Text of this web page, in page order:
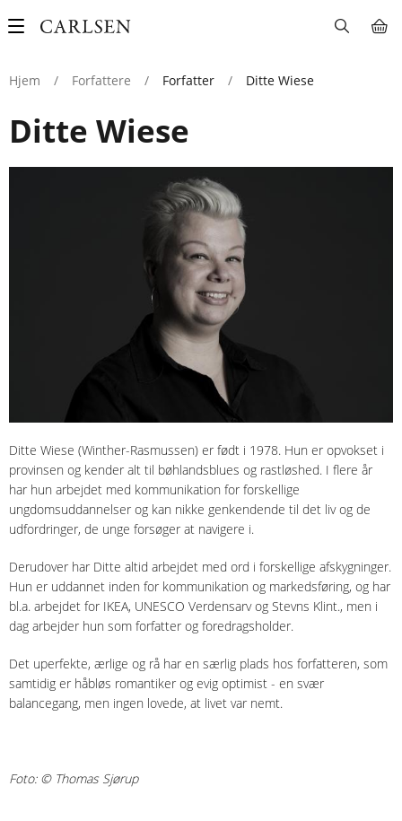
Main
Hjem
/ Forfattere / Forfatter / Ditte Wiese
Ditte Wiese
Ditte Wiese (Winther-Rasmussen) er født i 1978. Hun er opvokset i
provinsen og kender alt til bøhlandsblues og rastløshed. I flere år
har hun arbejdet med kommunikation for forskellige
ungdomsuddannelser og kan nikke genkendende til det liv og de
udfordringer, de unge forsøger at navigere i.
Derudover har Ditte altid arbejdet med ord i forskellige afskygninger.
Hun er uddannet inden for kommunikation og markedsføring, og har
bl.a. arbejdet for IKEA, UNESCO Verdensarv og Stevns Klint., men i
dag arbejder hun som forfatter og foredragsholder.
Det uperfekte, ærlige og rå har en særlig plads hos forfatteren, som
samtidig er håbløs romantiker og evig optimist - en svær
balancegang, men ingen lovede, at livet var nemt.
Foto: © Thomas Sjørup